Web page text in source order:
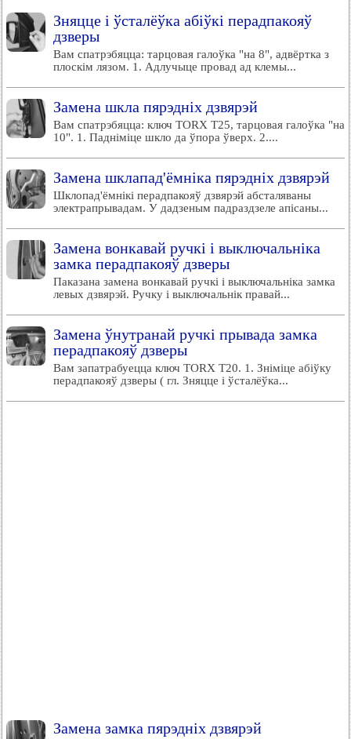
Зняцце і ўсталёўка абіўкі перадпакояў
дзверы
Вам спатрэбяцца: тарцовая галоўка "на 8", адвёртка з
плоскім лязом. 1. Адлучыце провад ад клемы...
Замена шкла пярэдніх дзвярэй
Вам спатрэбяцца: ключ TORX T25, тарцовая галоўка "на
10". 1. Падніміце шкло да ўпора ўверх. 2....
Замена шклапад'ёмніка пярэдніх дзвярэй
Шклопад'ёмнікі перадпакояў дзвярэй абсталяваны
электрапрывадам. У дадзеным падраздзеле апісаны...
Замена вонкавай ручкі і выключальніка
замка перадпакояў дзверы
Паказана замена вонкавай ручкі і выключальніка замка
левых дзвярэй. Ручку і выключальнік правай...
Замена ўнутранай ручкі прывада замка
перадпакояў дзверы
Вам запатрабуецца ключ TORX T20. 1. Зніміце абіўку
перадпакояў дзверы ( гл. Зняцце і ўсталёўка...
Замена замка пярэдніх дзвярэй